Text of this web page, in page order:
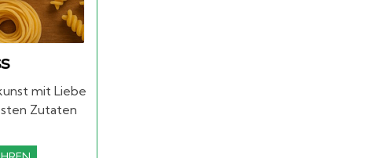
mit Liebe
Zutaten